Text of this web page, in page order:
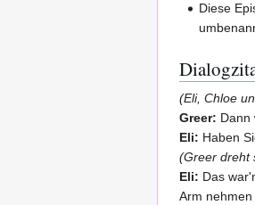
Diese
(Eli, Chloe
Greer: Dann
Eli: Haben
(Greer dreht
Eli: Das
Arm nehmen